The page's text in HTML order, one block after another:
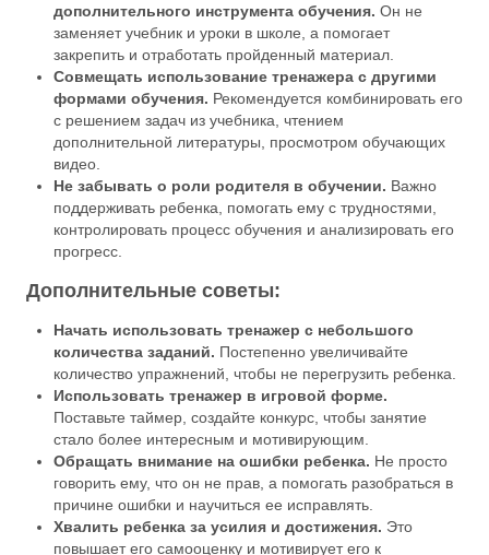
дополнительного инструмента обучения. Он не
заменяет учебник и уроки в школе, а помогает
закрепить и отработать пройденный материал.
Совмещать использование тренажера с другими
формами обучения. Рекомендуется комбинировать его
с решением задач из учебника, чтением
дополнительной литературы, просмотром обучающих
видео.
Не забывать о роли родителя в обучении. Важно
поддерживать ребенка, помогать ему с трудностями,
контролировать процесс обучения и анализировать его
прогресс.
Дополнительные советы:
Начать использовать тренажер с небольшого
количества заданий. Постепенно увеличивайте
количество упражнений, чтобы не перегрузить ребенка.
Использовать тренажер в игровой форме.
Поставьте таймер, создайте конкурс, чтобы занятие
стало более интересным и мотивирующим.
Обращать внимание на ошибки ребенка. Не просто
говорить ему, что он не прав, а помогать разобраться в
причине ошибки и научиться ее исправлять.
Хвалить ребенка за усилия и достижения. Это
повышает его самооценку и мотивирует его к